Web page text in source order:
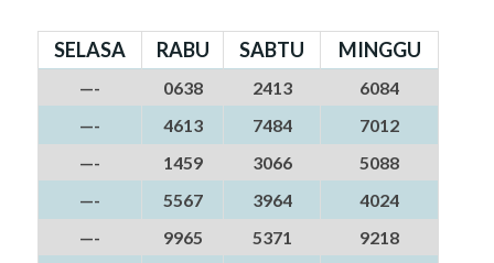
SELASA RABU SABTU MINGGU
—- 0638 2413
6084
—-
4613 7484
7012
—-
1459 3066
5088
—-
5567 3964
4024
—-
9965 5371
9218